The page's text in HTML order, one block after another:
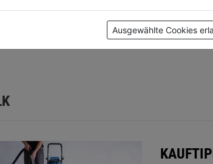
Ausgewählte Cookies